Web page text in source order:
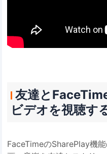
友達と
ビデオを視聴す
FaceTimeのSharePlay機